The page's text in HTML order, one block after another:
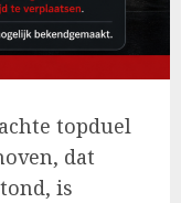
topduel
dat
is